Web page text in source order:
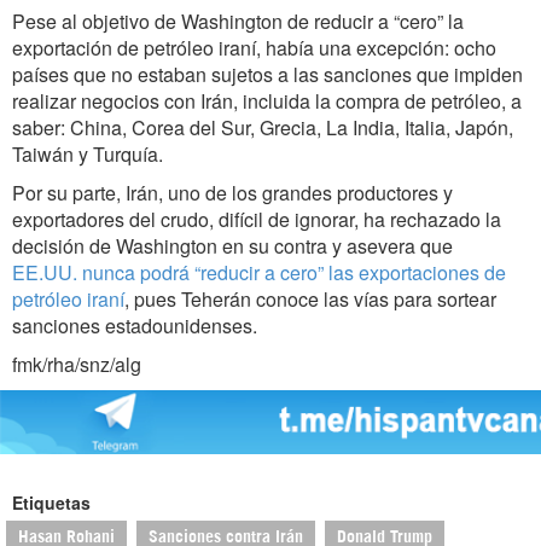
Pese al objetivo de Washington de reducir a “cero” la
exportación de petróleo iraní, había una excepción: ocho
países que no estaban sujetos a las sanciones que impiden
realizar negocios con Irán, incluida la compra de petróleo, a
saber: China, Corea del Sur, Grecia, La India, Italia, Japón,
Taiwán y Turquía.
Por su parte, Irán, uno de los grandes productores y
exportadores del crudo, difícil de ignorar, ha rechazado la
decisión de Washington en su contra y asevera que
EE.UU. nunca podrá “reducir a cero” las exportaciones de
petróleo iraní, pues Teherán conoce las vías para sortear
sanciones estadounidenses.
fmk/rha/snz/alg
Etiquetas
Hasan Rohani Sanciones contra Irán Donald Trump